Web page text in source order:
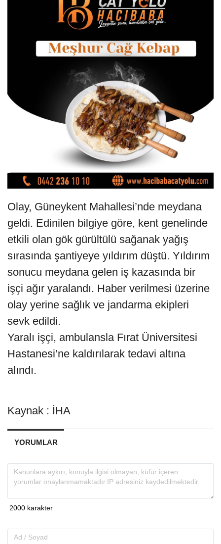
Olay, Güneykent Mahallesi’nde meydana
geldi. Edinilen bilgiye göre, kent genelinde
etkili olan gök gürültülü sağanak yağış
sırasında şantiyeye yıldırım düştü. Yıldırım
sonucu meydana gelen iş kazasında bir
işçi ağır yaralandı. Haber verilmesi üzerine
olay yerine sağlık ve jandarma ekipleri
sevk edildi.
Yaralı işçi, ambulansla Fırat Üniversitesi
Hastanesi’ne kaldırılarak tedavi altına
alındı.
Kaynak : İHA
YORUMLAR